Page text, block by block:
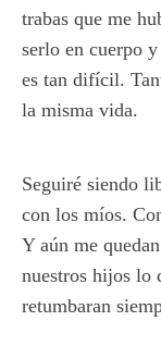
trabas que me
serlo en cuerpo
es tan difícil.
la misma vida.
Seguiré siendo
con los míos.
Y aún me
nuestros hijos lo
retumbaran